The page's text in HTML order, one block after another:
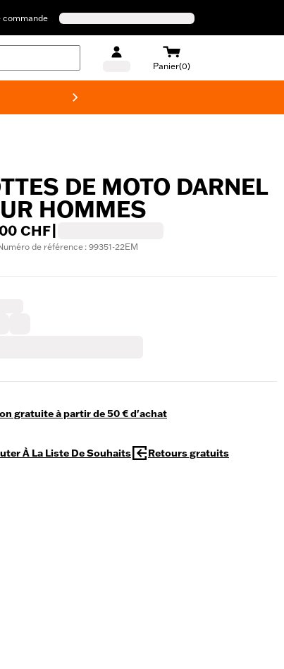
commande
Panier(0)
DE MOTO DARNEL
HOMMES
CHF
de référence : 99351-22EM
gratuite à partir de 50 € d'achat
À La Liste De Souhaits Retours gratuits